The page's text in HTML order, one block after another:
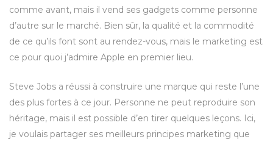
comme avant, mais il vend ses gadgets comme personne
d’autre sur le marché. Bien sûr, la qualité et la commodité
de ce qu’ils font sont au rendez-vous, mais le marketing est
ce pour quoi j’admire Apple en premier lieu.
Steve Jobs a réussi à construire une marque qui reste l’une
des plus fortes à ce jour. Personne ne peut reproduire son
héritage, mais il est possible d’en tirer quelques leçons. Ici,
je voulais partager ses meilleurs principes marketing que